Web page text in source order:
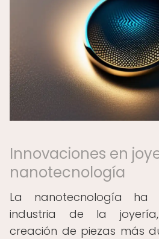
Innovaciones en
nanotecnología
La nanotecnología ha
industria de la
creación de piezas más